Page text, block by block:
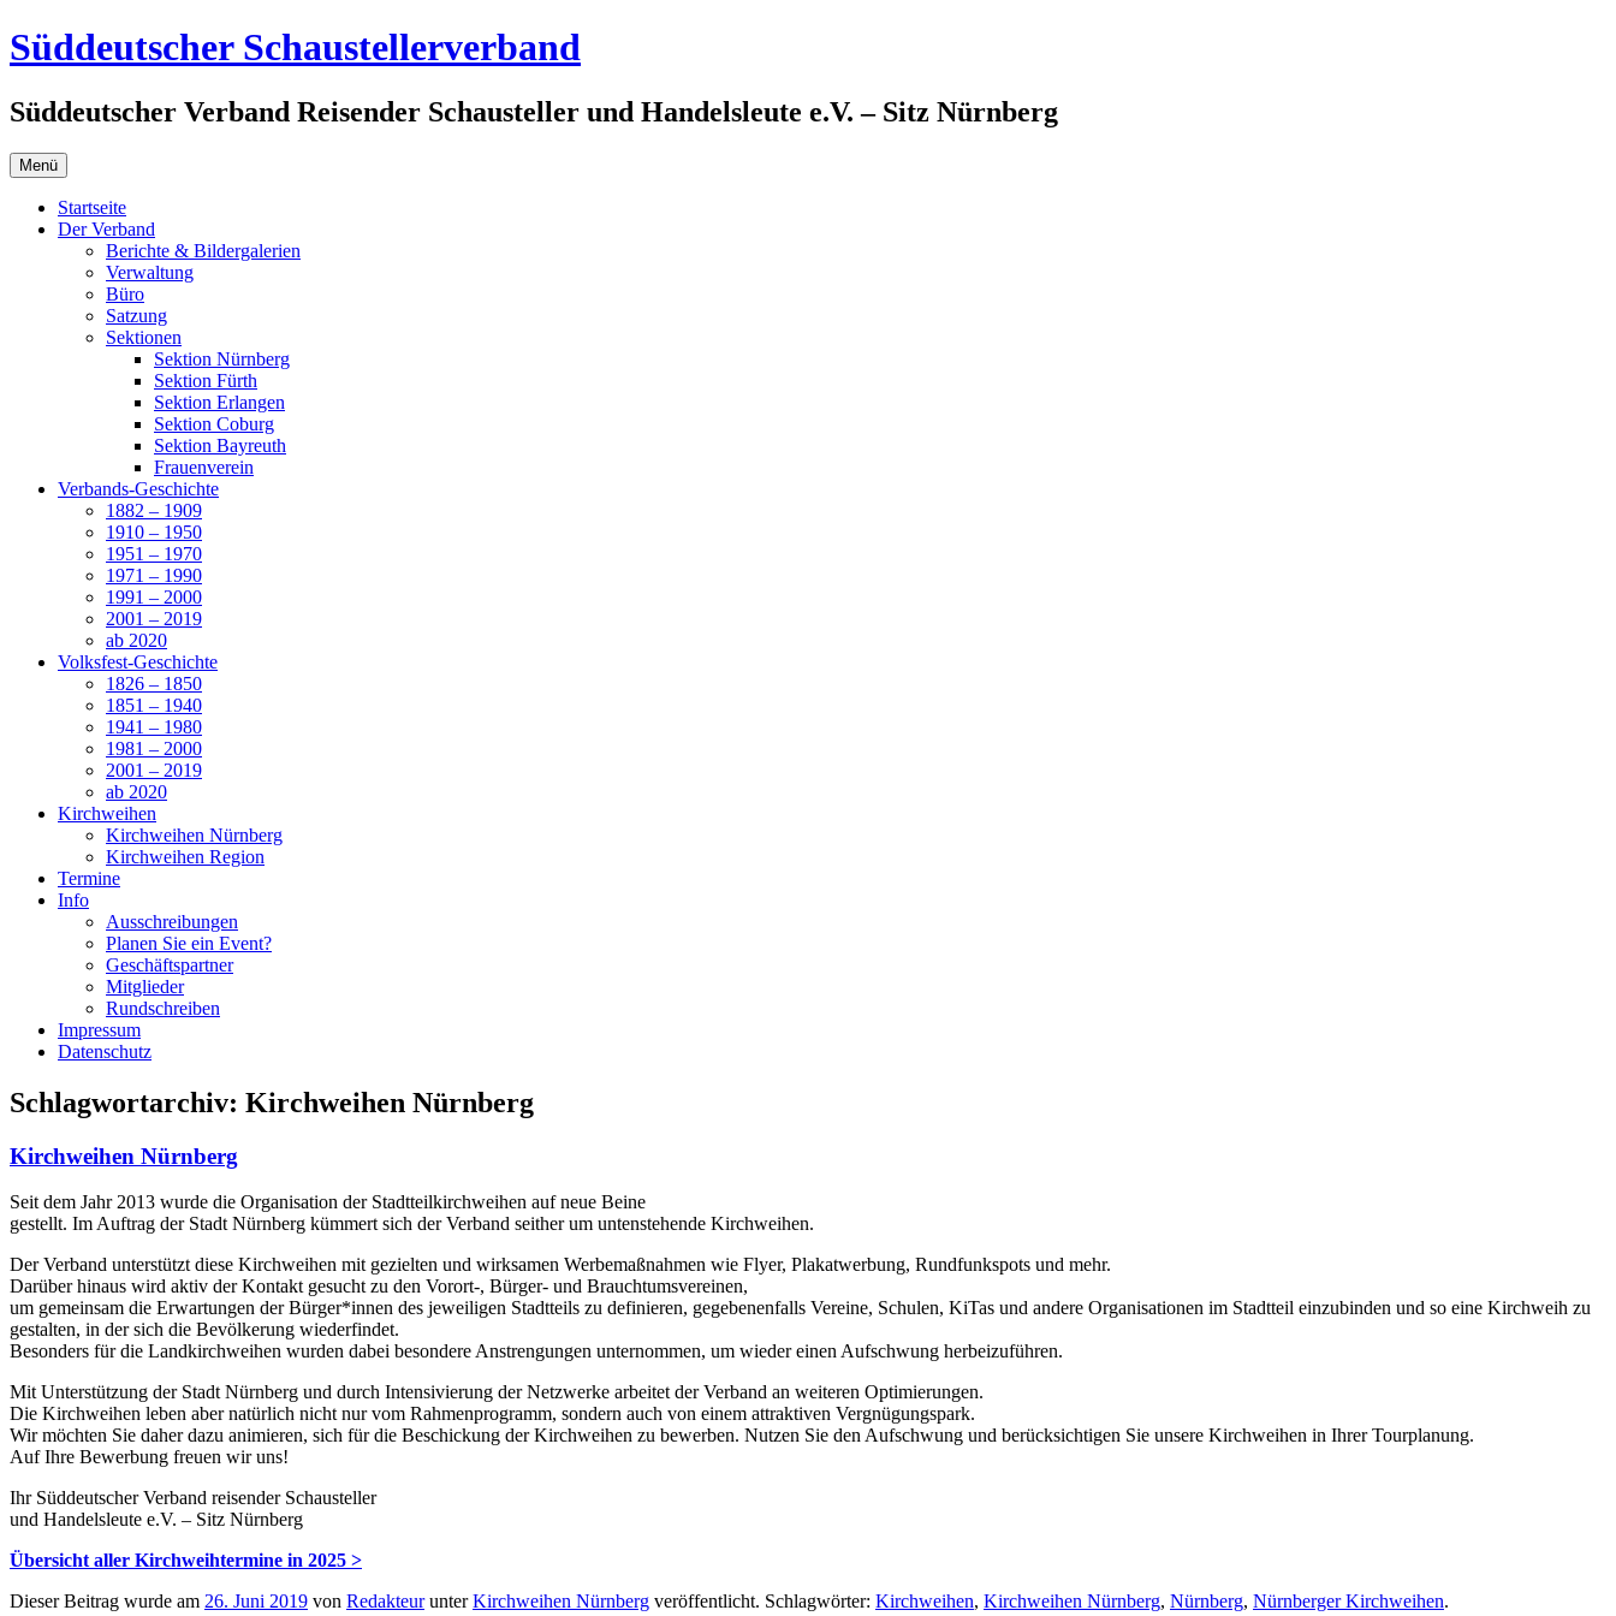
Zum
Inhalt
Süddeutscher Schaustellerverband
Süddeutscher Verband Reisender Schausteller und Handelsleute e.V. – Sitz Nürnberg
Menü
Startseite
Der Verband
Berichte & Bildergalerien
Verwaltung
Büro
Satzung
Sektionen
Sektion Nürnberg
Sektion Fürth
Sektion Erlangen
Sektion Coburg
Sektion Bayreuth
Frauenverein
Verbands-Geschichte
1882 – 1909
1910 – 1950
1951 – 1970
1971 – 1990
1991 – 2000
2001 – 2019
ab 2020
Volksfest-Geschichte
1826 – 1850
1851 – 1940
1941 – 1980
1981 – 2000
2001 – 2019
ab 2020
Kirchweihen
Kirchweihen Nürnberg
Kirchweihen Region
Termine
Info
Ausschreibungen
Planen Sie ein Event?
Geschäftspartner
Mitglieder
Rundschreiben
Impressum
Datenschutz
Schlagwortarchiv: Kirchweihen Nürnberg
Kirchweihen Nürnberg
Seit dem Jahr 2013 wurde die Organisation der Stadtteilkirchweihen auf neue Beine
gestellt. Im Auftrag der Stadt Nürnberg kümmert sich der Verband seither um untenstehende Kirchweihen.
Der Verband unterstützt diese Kirchweihen mit gezielten und wirksamen Werbemaßnahmen wie Flyer, Plakatwerbung, Rundfunkspots und mehr.
Darüber hinaus wird aktiv der Kontakt gesucht zu den Vorort-, Bürger- und Brauchtumsvereinen,
um gemeinsam die Erwartungen der Bürger*innen des jeweiligen Stadtteils zu definieren, gegebenenfalls Vereine, Schulen, KiTas und andere Organisationen im Stadtteil einzubinden und so eine Kirchweih zu
gestalten, in der sich die Bevölkerung wiederfindet.
Besonders für die Landkirchweihen wurden dabei besondere Anstrengungen unternommen, um wieder einen Aufschwung herbeizuführen.
Mit Unterstützung der Stadt Nürnberg und durch Intensivierung der Netzwerke arbeitet der Verband an weiteren Optimierungen.
Die Kirchweihen leben aber natürlich nicht nur vom Rahmenprogramm, sondern auch von einem attraktiven Vergnügungspark.
Wir möchten Sie daher dazu animieren, sich für die Beschickung der Kirchweihen zu bewerben. Nutzen Sie den Aufschwung und berücksichtigen Sie unsere Kirchweihen in Ihrer Tourplanung.
Auf Ihre Bewerbung freuen wir uns!
Ihr Süddeutscher Verband reisender Schausteller
und Handelsleute e.V. – Sitz Nürnberg
Übersicht aller Kirchweihtermine in 2025 >
Dieser Beitrag wurde am 26. Juni 2019 von RedakteurunterKirchweihen Nürnberg veröffentlicht. Schlagwörter: Kirchweihen, Kirchweihen Nürnberg, Nürnberg, Nürnberger Kirchweihen.